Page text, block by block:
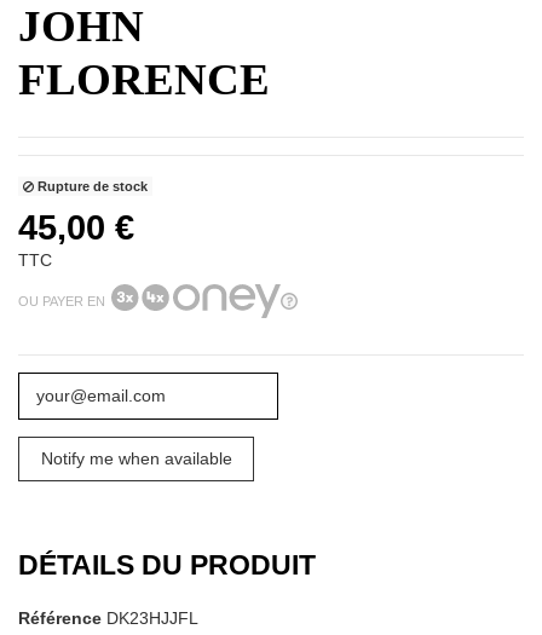
JOHN
FLORENCE
Rupture de stock
45,00 €
TTC
OU PAYER EN
DÉTAILS DU PRODUIT
Référence DK23HJJFL